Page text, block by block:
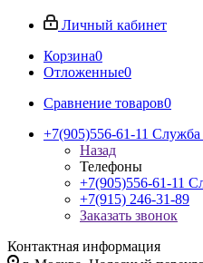
Личный кабинет
Корзина0
Отложенные0
Сравнение товаров0
+7(905)556-61-11 Служба
Назад
Телефоны
+7(905)556-61-11
+7(915) 246-31-89
Заказать звонок
Контактная информация